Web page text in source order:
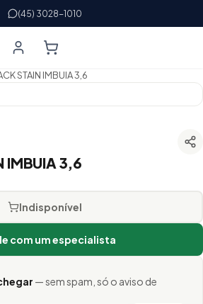
(45) 3028-1010
STAIN IMBUIA 3,6
IMBUIA 3,6
Indisponível
com um especialista
— sem spam, só o aviso de